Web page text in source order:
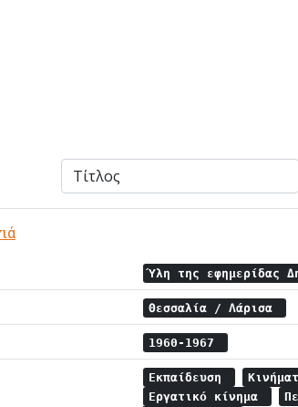
Ύλη της εφημερίδας
Θεσσαλία / Λάρισα
1960-1967
Εκπαίδευση
Εργατικό κίνημα